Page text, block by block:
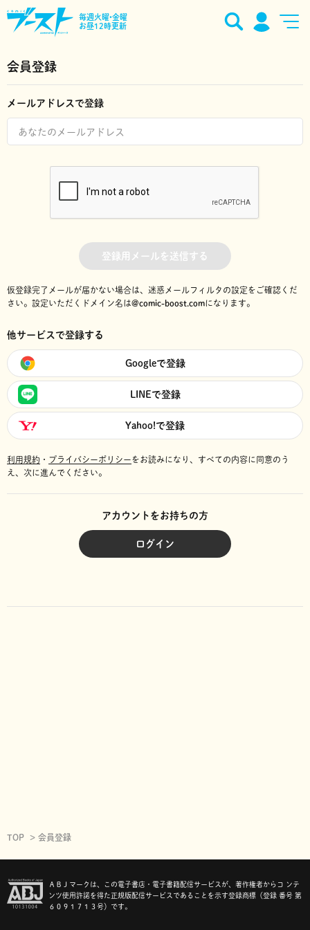
毎週火曜•金曜
お昼12時更新
会員登録
メールアドレスで登録
登録用メールを送信する
仮登録完了メールが届かない場合は、迷惑メールフィルタの設定をご確認くだ
さい。 設定いただくドメイン名は@comic-boost.comになります。
他サービスで登録する
Googleで登録
LINEで登録
Yahoo!で登録
利用規約 ・ プライバシーポリシーをお読みになり、 すべての内容に同意のう
え、次に進んでください。
アカウントをお持ちの方
ログイン
TOP 会員登録
ＡＢＪマークは、この電子書店・電子書籍配信サービスが、著作権者からコ ンテ
ンツ使用許諾を得た正規版配信サービスであることを示す登録商標（登録 番号 第
６０９１７１３号）です。